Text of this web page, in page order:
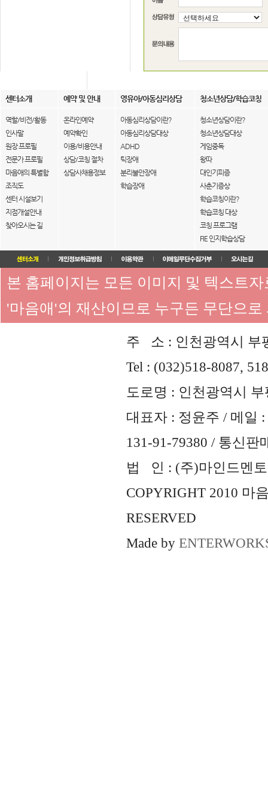
센터소개 예약 및 안내 영유아/아동심리상담 청소년상담/학습코칭
역할/비전/활동
인사말
원장 프로필
전문가 프로필
마음애의 특별함
조직도
센터 시설보기
지점개설안내
찾아오시는 길
온라인예약
예약확인
이용/비용안내
상담/코칭 절차
상담사채용정보
아동심리상담이란?
아동심리상담대상
ADHD
틱장애
분리불안장애
학습장애
청소년상담이란?
청소년상담대상
게임중독
왕따
대인기피증
사춘기증상
학습코칭이란?
학습코칭 대상
코칭 프로그램
FIE 인지학습상담
본 홈페이지는 모든 이미지 및 텍스트
'마음애'의 재산이므로 누구든 무단으
주 소 : 인천광역시 부
Tel : (032)518-8087,
도로명 : 인천광역시
대표자 : 정윤주 / 메일 :
131-91-79380 / 통신판
법 인 : (주)마인드멘토
COPYRIGHT 2010 마
RESERVED
Made by